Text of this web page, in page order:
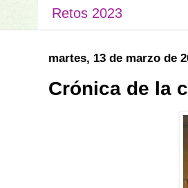
Retos 2023
martes, 13 de marzo de
Crónica de la